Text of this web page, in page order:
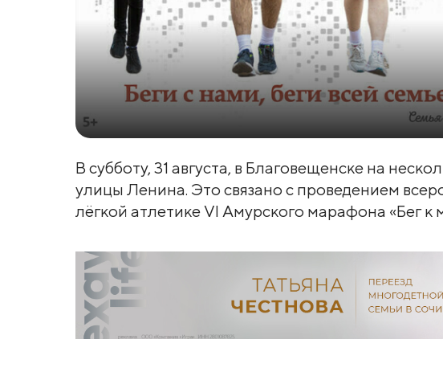
В субботу, 31 августа, в Благовещенске на
улицы Ленина. Это связано с проведением
лёгкой атлетике VI Амурского марафона «Бег к